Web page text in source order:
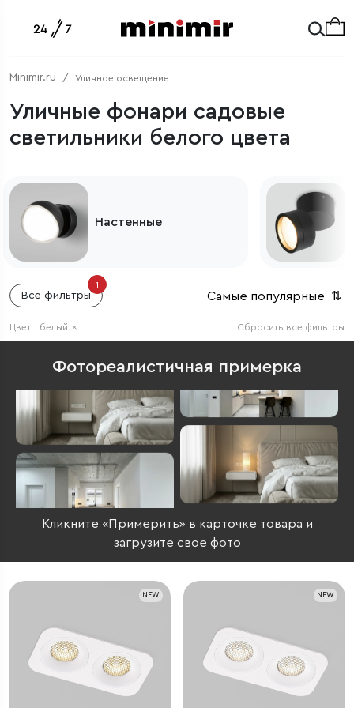
Minimir.ru Уличное освещение
Уличные фонари садовые
светильники белого цвета
Настенные
Все фильтры
1
Самые популярные ⇅
Сбросить все фильтры
Цвет: белый ×
Фотореалистичная примерка
Кликните «Примерить» в карточке товара и
загрузите свое фото
NEW NEW